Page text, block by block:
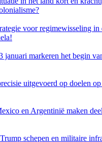
voor
januari markeren het
uitgevoerd op doelen
en Argentinië maken
schepen en militaire